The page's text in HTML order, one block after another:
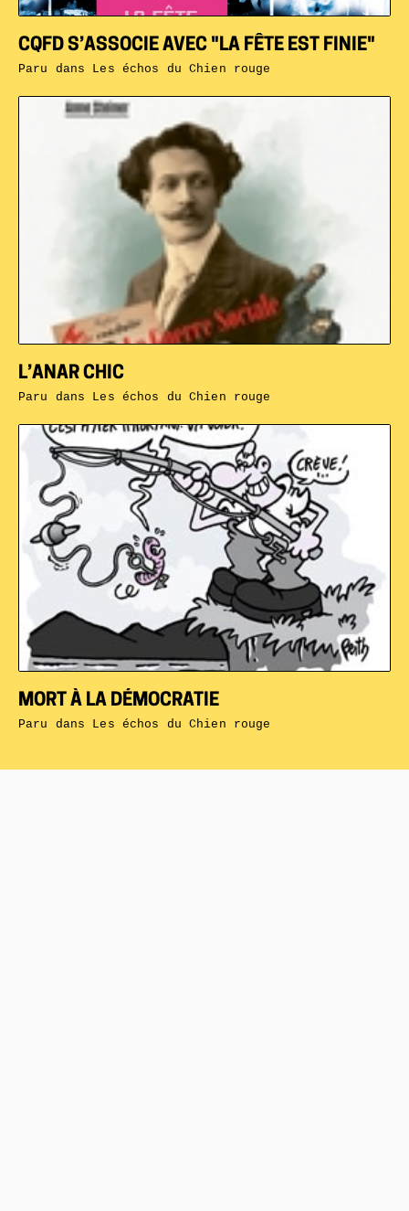
MORT À LA DÉMOCRATIE
Paru dans Les échos du Chien rouge
L’ANAR CHIC
Paru dans Les échos du Chien rouge
CQFD S’ASSOCIE AVEC "LA FÊTE EST FINIE"
Paru dans Les échos du Chien rouge